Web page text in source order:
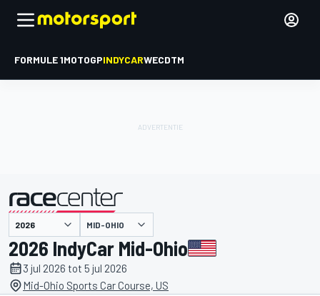
FORMULE 1MOTOGPINDYCARWECDTM
gepresenteerd door MID-OHIO
2026 IndyCar Mid-Ohio
3 jul 2026 tot 5 jul 2026
Mid-Ohio Sports Car Course, US